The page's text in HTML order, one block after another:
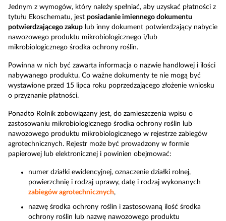
Jednym z wymogów, który należy spełniać, aby uzyskać płatności z
tytułu Ekoschematu, jest posiadanie imiennego dokumentu
potwierdzającego zakup lub inny dokument potwierdzający nabycie
nawozowego produktu mikrobiologicznego i/lub
mikrobiologicznego środka ochrony roślin.
Powinna w nich być zawarta informacja o nazwie handlowej i ilości
nabywanego produktu. Co ważne dokumenty te nie mogą być
wystawione przed 15 lipca roku poprzedzającego złożenie wniosku
o przyznanie płatności.
Ponadto Rolnik zobowiązany jest, do zamieszczenia wpisu o
zastosowaniu mikrobiologicznego środka ochrony roślin lub
nawozowego produktu mikrobiologicznego w rejestrze zabiegów
agrotechnicznych. Rejestr może być prowadzony w formie
papierowej lub elektronicznej i powinien obejmować:
numer działki ewidencyjnej, oznaczenie działki rolnej,
powierzchnię i rodzaj uprawy, datę i rodzaj wykonanych
zabiegów agrotechnicznych,
nazwę środka ochrony roślin i zastosowaną ilość środka
ochrony roślin lub nazwę nawozowego produktu